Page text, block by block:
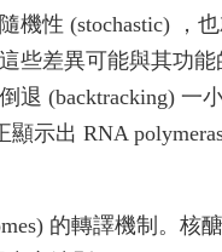
性 (stochastic) ，
差異可能與其功能
(backtracking) 一
示出 RNA
的轉譯機制。核